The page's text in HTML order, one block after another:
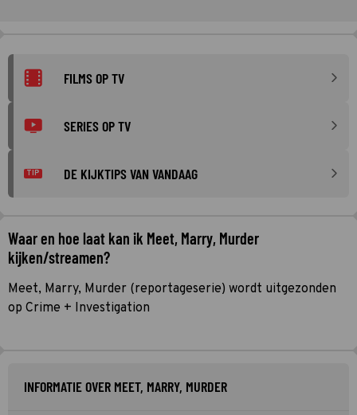
FILMS OP TV
SERIES OP TV
TIP DE KIJKTIPS VAN VANDAAG
Waar en hoe laat kan ik Meet, Marry, Murder
kijken/streamen?
Meet, Marry, Murder (reportageserie) wordt uitgezonden
op Crime + Investigation
INFORMATIE OVER MEET, MARRY, MURDER